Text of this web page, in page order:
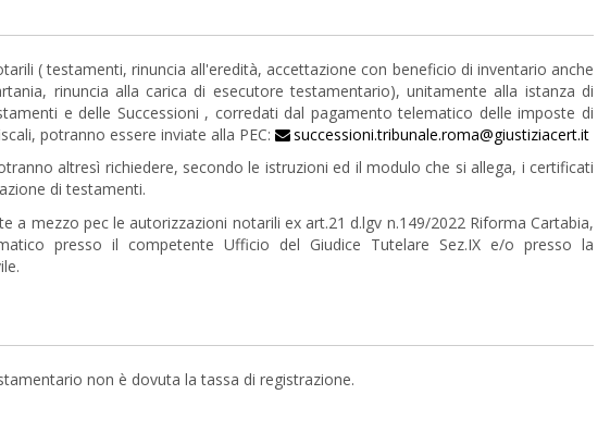
( testamenti, rinuncia all'eredità, accettazione con beneficio di inventario anche
rinuncia alla carica di esecutore testamentario), unitamente alla istanza di
e delle Successioni , corredati dal pagamento telematico delle imposte di
potranno essere inviate alla PEC:
successioni.tribunale.roma@giustiziacert.it
altresì richiedere, secondo le istruzioni ed il modulo che si allega, i certificati
di testamenti.
a mezzo pec le autorizzazioni notarili ex art.21 d.lgv n.149/2022 Riforma Cartabia,
presso il competente Ufficio del Giudice Tutelare Sez.IX e/o presso la
non è dovuta la tassa di registrazione.